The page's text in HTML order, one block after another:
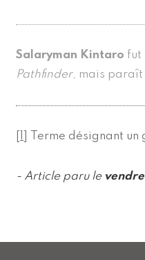
Salaryman Kintaro fut
Pathfinder, mais paraît
Terme désignant un
- Article paru le